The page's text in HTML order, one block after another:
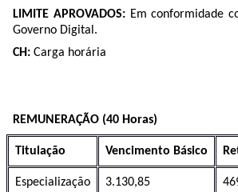
LIMITE APROVADOS: Em conformidade
Governo Digital.
CH: Carga horária
REMUNERAÇÃO (40 Horas)
Titulação Vencimento Básico
Especialização 3.130,85